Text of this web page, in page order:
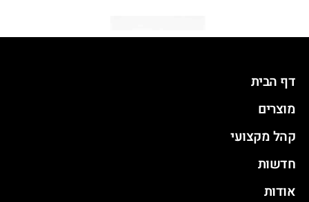
דף הבית
מוצרים
קהל מקצועי
חדשות
אודות